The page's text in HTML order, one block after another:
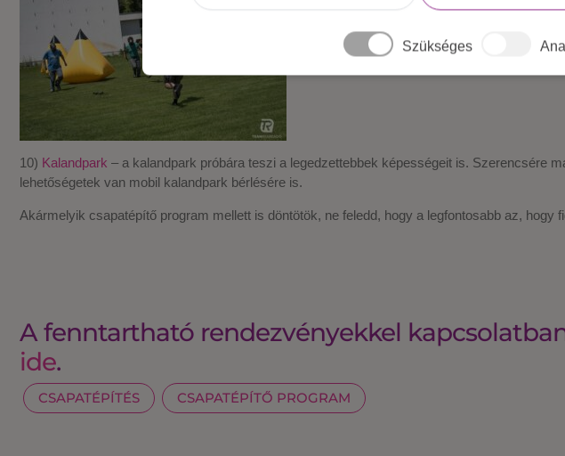
10) Kalandpark – a kalandpark próbára teszi a legedzettebbek képességeit is. Szerencsére
lehetőségetek van mobil kalandpark bérlésére is.
Akármelyik csapatépítő program mellett is döntötök, ne feledd, hogy a legfontosabb az, hogy
A fenntartható rendezvényekkel
ide.
CSAPATÉPÍTÉS CSAPATÉPÍTŐ PROGRAM
Szükséges